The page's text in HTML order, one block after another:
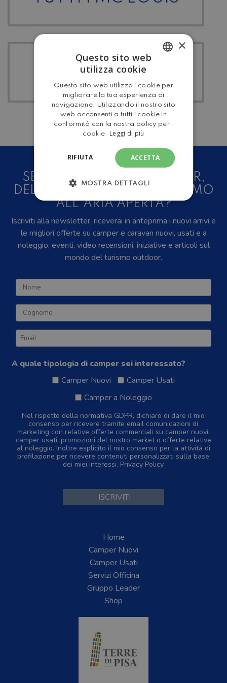
TUTTI I
MANSARDATO
SEI UN AMANTE DEL CAMPER,
DELLE CARAVAN E DEL TURISMO
ALL'ARIA APERTA?
Iscriviti alla newsletter, riceverai in anteprima i nuovi arrivi e
le migliori offerte su camper e caravan nuovi, usati e a
noleggio, eventi, video recensioni, iniziative e articoli sul
mondo del turismo outdoor.
A quale tipologia di camper sei interessato?
Camper Nuovi
Camper Usati
Camper a Noleggio
Nel rispetto della normativa GDPR, dichiaro di dare il mio
consenso per ricevere tramite email comunicazioni di
marketing con relative offerte commerciali su camper nuovi,
camper usati, promozioni del nostro market o offerte relative
al noleggio. Inoltre esplicito il mio consenso per la attività di
profilazione per ricevere contenuti personalizzati sulla base
dei miei interessi. Privacy Policy
Home
Camper Nuovi
Camper Usati
Servizi Officina
Gruppo Leader
Shop
ENGLISH
×
Questo sito web
utilizza cookie
Questo sito web utilizza i cookie per
migliorare la tua esperienza di
navigazione. Utilizzando il nostro sito
web acconsenti a tutti i cookie in
conformità con la nostra policy per i
cookie.
Leggi di più
ACCETTA
RIFIUTA
MOSTRA DETTAGLI